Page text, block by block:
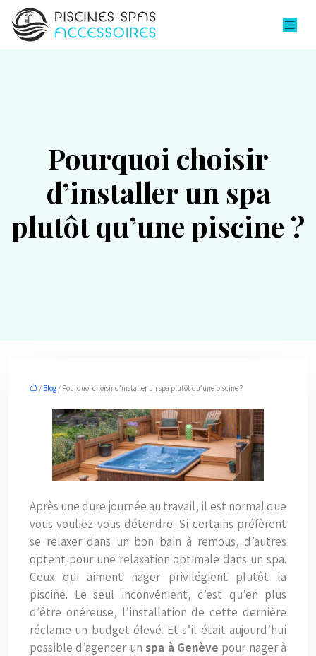
Pourquoi choisir
d’installer un spa
plutôt qu’une piscine ?
/ Blog / Pourquoi choisir d’installer un spa plutôt qu’une piscine ?
Après une dure journée au travail, il est normal que
vous vouliez vous détendre. Si certains préfèrent
se relaxer dans un bon bain à remous, d’autres
optent pour une relaxation optimale dans un spa.
Ceux qui aiment nager privilégient plutôt la
piscine. Le seul inconvénient, c’est qu’en plus
d’être onéreuse, l’installation de cette dernière
réclame un budget élevé. Et s’il était aujourd’hui
possible d’agencer unspa à Genève pour nager à